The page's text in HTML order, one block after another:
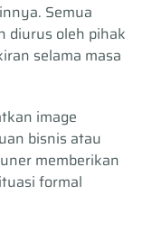
Semua
diurus oleh pihak
selama masa
image
bisnis atau
memberikan
formal